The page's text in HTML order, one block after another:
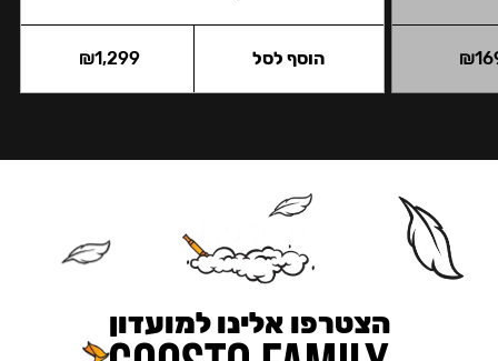
₪
₪1,299 הוסף לסל
הצטרפו אלינו למועדון